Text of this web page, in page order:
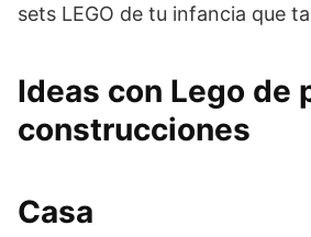
sets LEGO de tu infancia que
Ideas con Lego de
construcciones
Casa